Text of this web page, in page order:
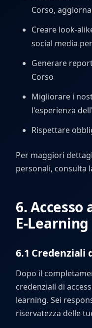
Corso,
Creare look-
social media
Generare
Corso
Migliorare i
l'esperienza
Rispettare
Per maggiori
personali, consulta
6.
E-Learning
6.1 Credenziali
Dopo il
credenziali di
learning. Sei
riservatezza delle